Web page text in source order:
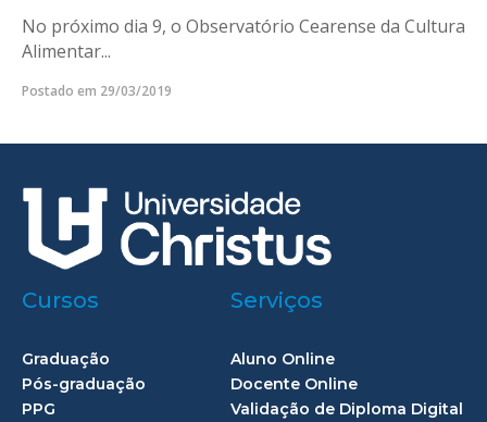
No próximo dia 9, o Observatório Cearense da Cultura
Alimentar...
Postado em 29/03/2019
Cursos
Graduação
Pós-graduação
PPG
Serviços
Aluno Online
Docente Online
Validação de Diploma Digital